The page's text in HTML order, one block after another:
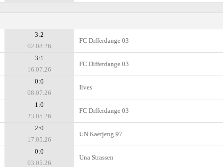
3:2
02.08.26
FC Differdange 03
3:1
16.07.26
FC Differdange 03
0:0
08.07.26
Ilves
1:0
23.05.26
FC Differdange 03
2:0
17.05.26
UN Kaerjeng 97
0:0
03.05.26
Una Strassen